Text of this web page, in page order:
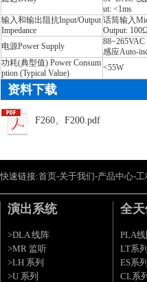
ut: <1ms
输入和输出阻抗Input/Output
Impedance
话筒输入
Output:
电源Power Supply
感应Auto-
功耗(典型值) Power Consum
ption (Typical Value)
<55W
资料下载
F260、F200.pdf
快速链接:首页-关于我们-产品中心-工
演出系统
>DLA 线阵
>MR 监听
>LH 系列
>U 系列
全天
PLA
LT系列
ES系列
CL系列